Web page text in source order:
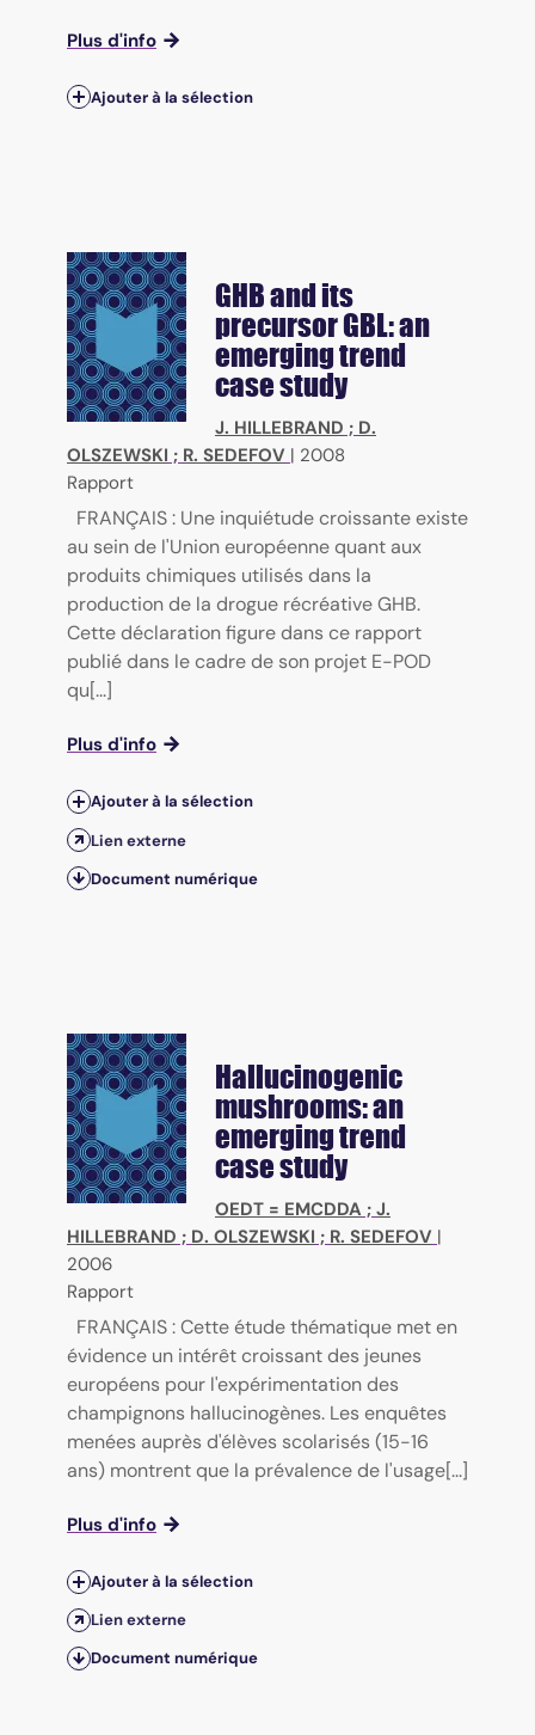
Plus d'info
Ajouter à la sélection
GHB and its
precursor GBL: an
emerging trend
case study
J. HILLEBRAND ; D.
OLSZEWSKI ; R. SEDEFOV | 2008
Rapport
FRANÇAIS : Une inquiétude croissante existe
au sein de l'Union européenne quant aux
produits chimiques utilisés dans la
production de la drogue récréative GHB.
Cette déclaration figure dans ce rapport
publié dans le cadre de son projet E-POD
qu[...]
Plus d'info
Ajouter à la sélection
Lien externe
Document numérique
Hallucinogenic
mushrooms: an
emerging trend
case study
OEDT = EMCDDA ; J.
HILLEBRAND ; D. OLSZEWSKI ; R. SEDEFOV |
2006
Rapport
FRANÇAIS : Cette étude thématique met en
évidence un intérêt croissant des jeunes
européens pour l'expérimentation des
champignons hallucinogènes. Les enquêtes
menées auprès d'élèves scolarisés (15-16
ans) montrent que la prévalence de l'usage[...]
Plus d'info
Ajouter à la sélection
Lien externe
Document numérique